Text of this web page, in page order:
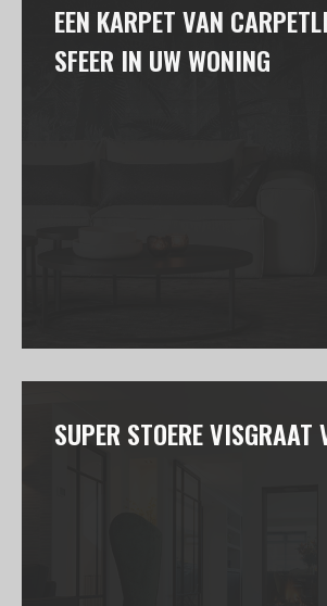
EEN KARPET VAN
SFEER IN UW WONING
SUPER STOERE VISGRAAT